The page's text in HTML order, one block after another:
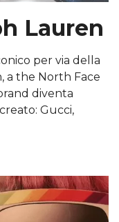
Lauren
per via della
a the North Face
diventa
Gucci,